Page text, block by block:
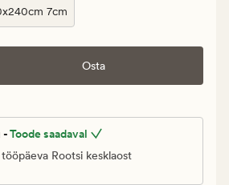
7cm
Osta
-Toode saadaval
Rootsi kesklaost